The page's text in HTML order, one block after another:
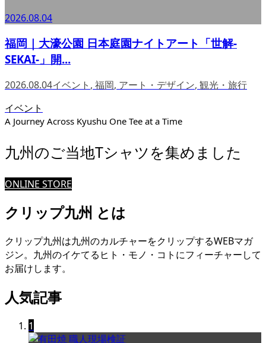
2026.08.04
福岡｜大濠公園 日本庭園ナイトアート「世解-
SEKAI-」開...
2026.08.04イベント , 福岡, アート・デザイン, 観光・旅行
イベント
A Journey Across Kyushu One Tee at a Time
九州のご当地Tシャツを集めました
ONLINE STORE
クリップ九州 とは
クリップ九州は九州のカルチャーをクリップするWEBマガ
ジン。九州のイケてるヒト・モノ・コトにフィーチャーして
お届けします。
人気記事
1